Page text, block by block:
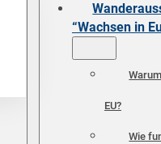
“Wachsen in
EU?
Wie